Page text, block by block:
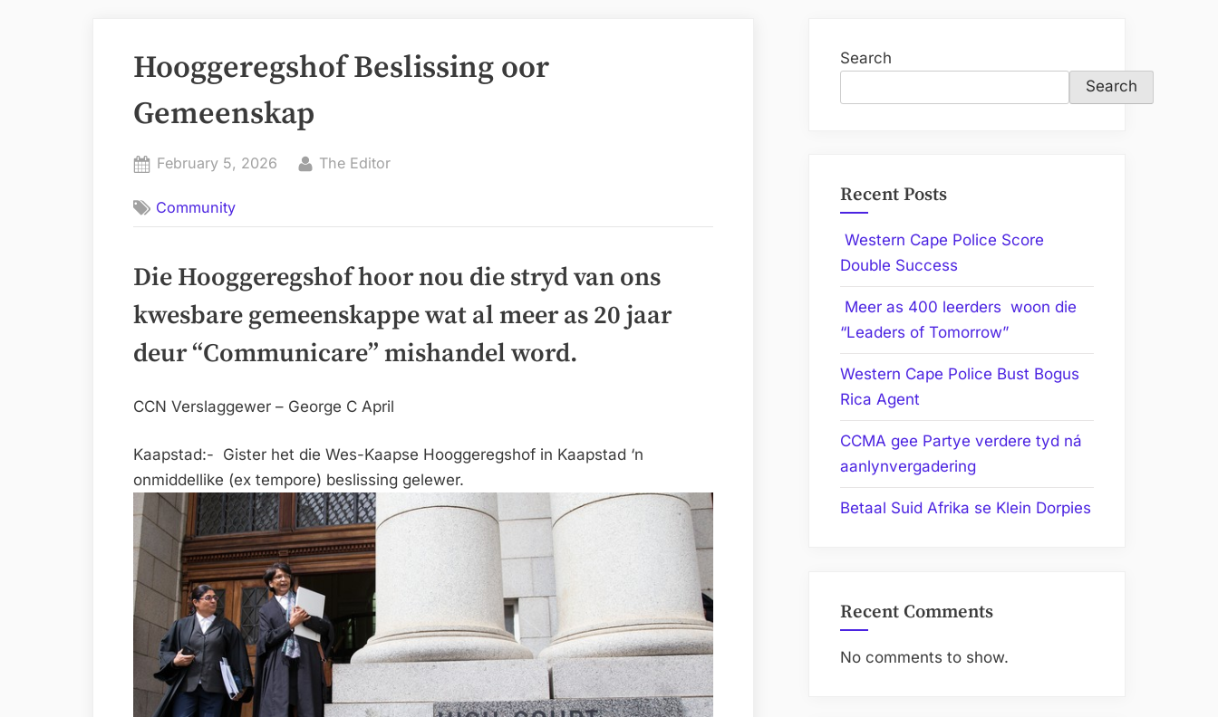
Hooggeregshof Beslissing oor
Gemeenskap
Posted
February 5, 2026 By
The Editor
Community
Die Hooggeregshof hoor nou die stryd van ons
kwesbare gemeenskappe wat al meer as 20 jaar
deur “Communicare” mishandel word.
CCN Verslaggewer – George C April
Kaapstad:- Gister het die Wes-Kaapse Hooggeregshof in Kaapstad ‘n
onmiddellike (ex tempore) beslissing gelewer.
Search
Search
Recent Posts
Western Cape Police Score
Double Success
Meer as 400 leerders woon die
“Leaders of Tomorrow”
Western Cape Police Bust Bogus
Rica Agent
CCMA gee Partye verdere tyd ná
aanlynvergadering
Betaal Suid Afrika se Klein Dorpies
Recent Comments
No comments to show.